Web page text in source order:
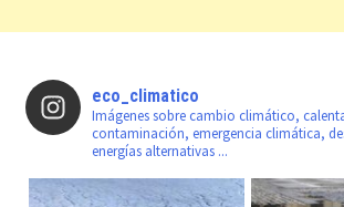
eco_climatico
Imágenes sobre cambio climático,
contaminación, emergencia climática,
energías alternativas ...